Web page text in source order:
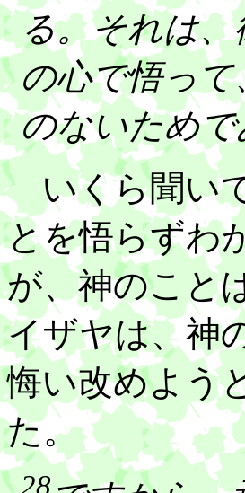
る。それは
の心で悟っ
のないため
いくら聞いて
とを悟らずわ
が、神のこと
イザヤは、神
悔い改めよう
た。
28